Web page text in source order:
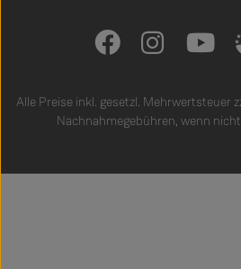
Alle Preise inkl. gesetzl. Mehrwertsteuer
Nachnahmegebühren, wenn